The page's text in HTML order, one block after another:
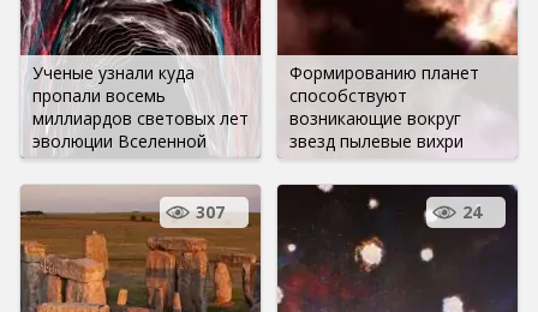
Ученые узнали куда
пропали восемь
миллиардов световых лет
эволюции Вселенной
Формированию планет
способствуют
возникающие вокруг
звезд пылевые вихри
307 24